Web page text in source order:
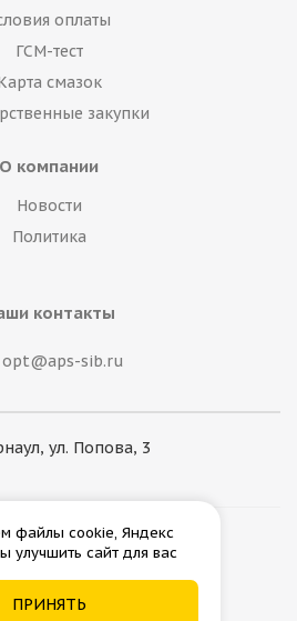
оплаты
ГСМ-тест
смазок
закупки
О компании
Новости
Политика
контакты
opt@aps-sib.ru
ул. Попова, 3
© АгроПромСнаб
файлы cookie, Яндекс
улучшить сайт для вас
ПРИНЯТЬ